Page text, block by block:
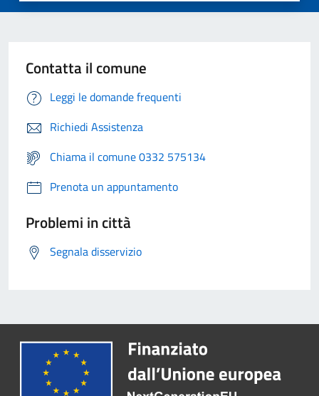
Contatta il comune
Leggi le domande frequenti
Richiedi Assistenza
Chiama il comune 0332 575134
Prenota un appuntamento
Problemi in città
Segnala disservizio